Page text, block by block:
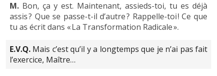
M. Bon, ça y est. Maintenant, assieds-toi, tu es déjà
assis ? Que se passe-t-il d’autre ? Rappelle-toi ! Ce que
tu as écrit dans « La Transformation Radicale ».
E.V.Q. Mais c’est qu’il y a longtemps que je n’ai pas fait
l’exercice, Maître…